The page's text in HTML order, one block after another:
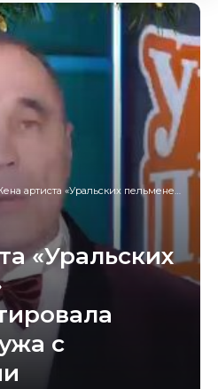
артиста «Уральских пельменей» прокомментировала конфликт мужа с подростками
«Уральских
с